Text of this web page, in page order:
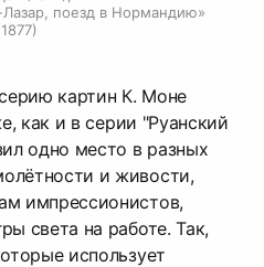
поезд в Нормандию»
картин К. Моне
как и в серии "Руанский
одно место в разных
и живости,
импрессионистов,
света на работе. Так,
использует